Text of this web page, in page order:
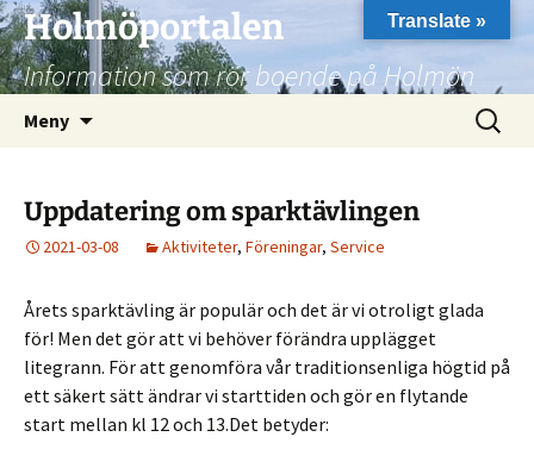
Hoppa
till
innehåll
Holmöportalen
Information som rör boende på Holmön
Meny
Sök
efter:
Uppdatering om sparktävlingen
2021-03-08 Aktiviteter, Föreningar, Service
Årets sparktävling är populär och det är vi otroligt glada
för! Men det gör att vi behöver förändra upplägget
litegrann. För att genomföra vår traditionsenliga högtid på
ett säkert sätt ändrar vi starttiden och gör en flytande
start mellan kl 12 och 13.Det betyder:
Translate »